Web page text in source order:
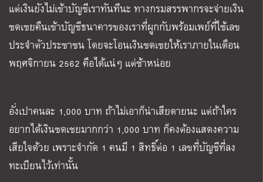
แต่เงินยังไม่เข้าบัญชีเราทันทีนะ ทางกรมสรรพากรจะจ่ายเงิน
ชดเชยคืนเข้าบัญชีธนาคารของเราที่ผูกกับพร้อมเพย์ที่ใช้เลข
ประจำตัวประชาชน โดยจะโอนเงินชดเชยให้เราภายในเดือน
พฤศจิกายน 2562 คือได้แน่ๆ แต่ช้าหน่อย
อั่งเปาคนละ 1,000 บาท ถ้าไม่เอาก็น่าเสียดายนะ แต่ถ้าใคร
อยากได้เงินชดเชยมากกว่า 1,000 บาท ก็คงต้องแสดงความ
เสียใจด้วย เพราะจำกัด 1 คนมี 1 สิทธิ์ต่อ 1 เลขที่บัญชีที่ลง
ทะเบียนไว้เท่านั้น